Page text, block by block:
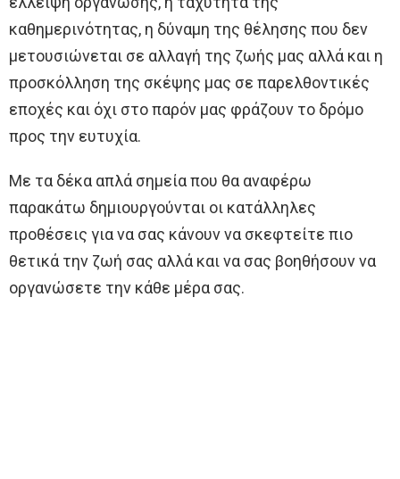
καθημερινότητας, η δύναμη της θέλησης που δεν
μετουσιώνεται σε αλλαγή της ζωής μας αλλά και η
προσκόλληση της σκέψης μας σε παρελθοντικές
εποχές και όχι στο παρόν μας φράζουν το δρόμο
προς την ευτυχία.
Με τα δέκα απλά σημεία που θα αναφέρω
παρακάτω δημιουργούνται οι κατάλληλες
προθέσεις για να σας κάνουν να σκεφτείτε πιο
θετικά την ζωή σας αλλά και να σας βοηθήσουν να
οργανώσετε την κάθε μέρα σας.